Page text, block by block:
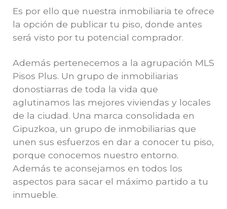
Es por ello que nuestra inmobiliaria te ofrece
la opción de publicar tu piso, donde antes
será visto por tu potencial comprador.
Además pertenecemos a la agrupación MLS
Pisos Plus. Un grupo de inmobiliarias
donostiarras de toda la vida que
aglutinamos las mejores viviendas y locales
de la ciudad. Una marca consolidada en
Gipuzkoa, un grupo de inmobiliarias que
unen sus esfuerzos en dar a conocer tu piso,
porque conocemos nuestro entorno.
Además te aconsejamos en todos los
aspectos para sacar el máximo partido a tu
inmueble.